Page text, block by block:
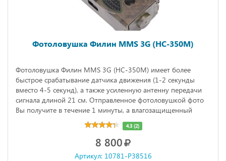
Фотоловушка Филин MMS 3G (HC-350M)
Фотоловушка Филин MMS 3G (HC-350M) имеет более
быстрое срабатывание датчика движения (1-2 секунды
вместо 4-5 секунд), а также усиленную антенну передачи
сигнала длиной 21 см. Отправленное фотоловушкой фото
Вы получите в течение 1 минуты, а влагозащищенный
корпус позволит оставлять камеру на длительное время без
смены источника питания (время работы в режиме
4.3 (2)
8 800
Артикул: 10781-P38516